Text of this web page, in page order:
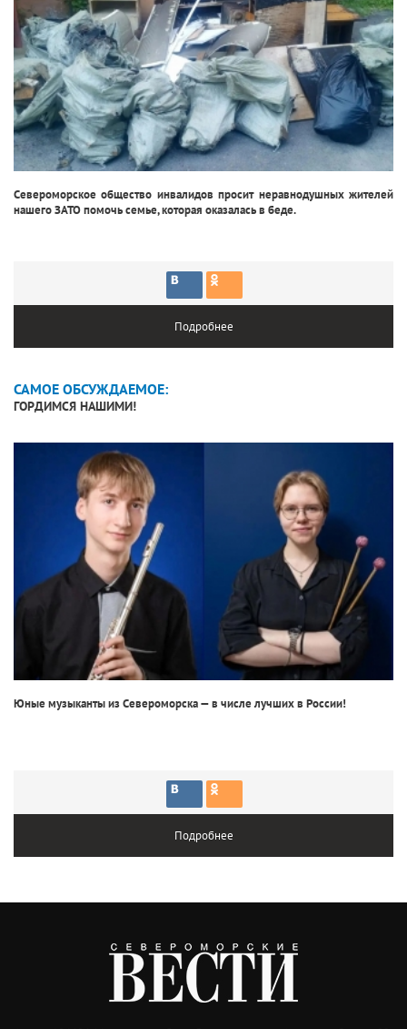
Североморское общество инвалидов просит неравнодушных жителей
нашего ЗАТО помочь семье, которая оказалась в беде.
Подробнее
САМОЕ ОБСУЖДАЕМОЕ:
ГОРДИМСЯ НАШИМИ!
Юные музыканты из Североморска — в числе лучших в России!
Подробнее